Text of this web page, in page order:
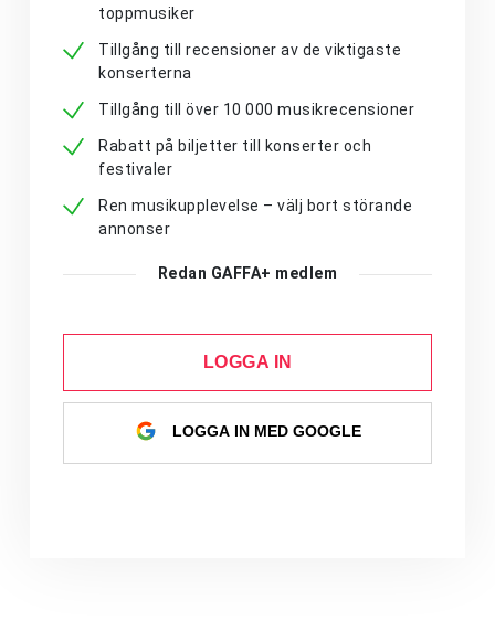
toppmusiker
Tillgång till recensioner av de viktigaste
konserterna
Tillgång till över 10 000 musikrecensioner
Rabatt på biljetter till konserter och
festivaler
Ren musikupplevelse – välj bort störande
annonser
Redan GAFFA+ medlem
LOGGA IN
LOGGA IN MED GOOGLE